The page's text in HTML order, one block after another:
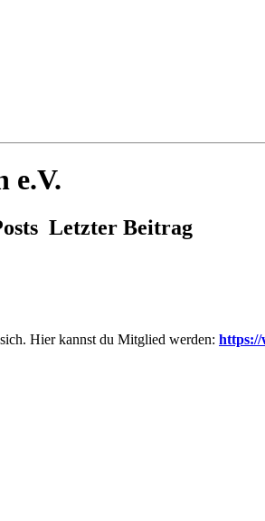
e.V.
Letzter Beitrag
Hier kannst du Mitglied werden: https://